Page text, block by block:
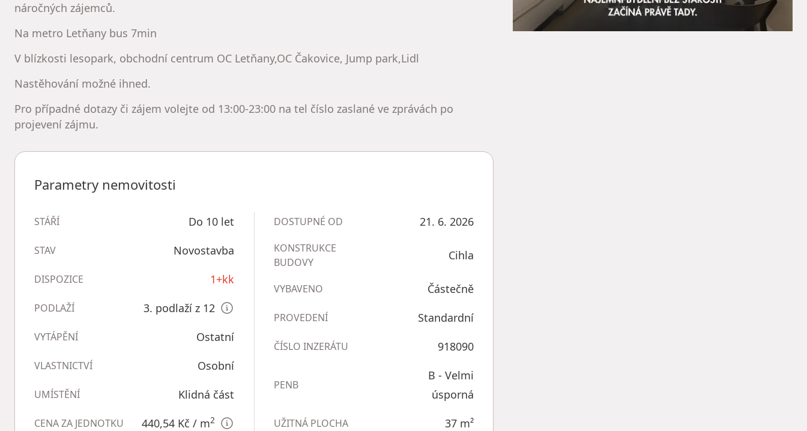
náročných zájemců.
Na metro Letňany bus 7min
V blízkosti lesopark, obchodní centrum OC Letňany,OC Čakovice, Jump park,Lidl
Nastěhování možné ihned.
Pro případné dotazy či zájem volejte od 13:00-23:00 na tel číslo zaslané ve zprávách po
projevení zájmu.
Parametry nemovitosti
STÁŘÍ Do 10 let
STAV Novostavba
DISPOZICE 1+kk
PODLAŽÍ 3. podlaží z 12
VYTÁPĚNÍ Ostatní
VLASTNICTVÍ Osobní
UMÍSTĚNÍ Klidná část
CENA ZA JEDNOTKU 440,54 Kč / m2
DOSTUPNÉ OD 21. 6. 2026
KONSTRUKCE
BUDOVY
Cihla
VYBAVENO Částečně
PROVEDENÍ Standardní
ČÍSLO INZERÁTU 918090
PENB
B - Velmi
úsporná
UŽITNÁ PLOCHA 37m²